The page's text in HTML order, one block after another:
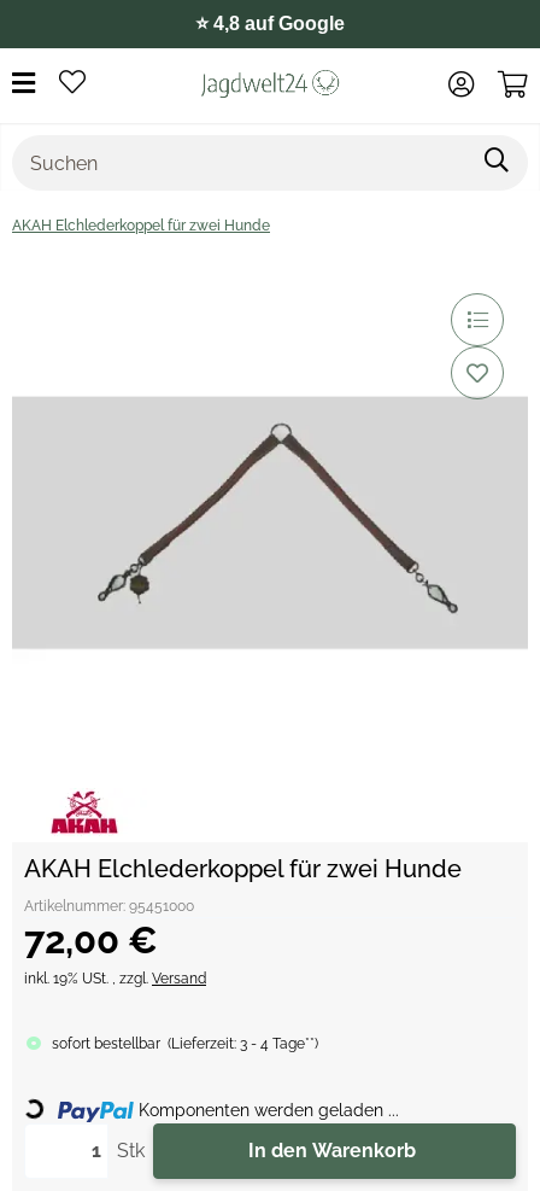
⭐️ 4,8 auf Google
AKAH Elchlederkoppel für zwei Hunde
AKAH Elchlederkoppel für zwei Hunde
Artikelnummer: 95451000
72,00 €
inkl. 19% USt. , zzgl. Versand
sofort bestellbar (Lieferzeit: 3 - 4 Tage**)
Stk In den Warenkorb
Loading... Komponenten werden geladen ...